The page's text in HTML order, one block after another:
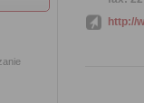
http://